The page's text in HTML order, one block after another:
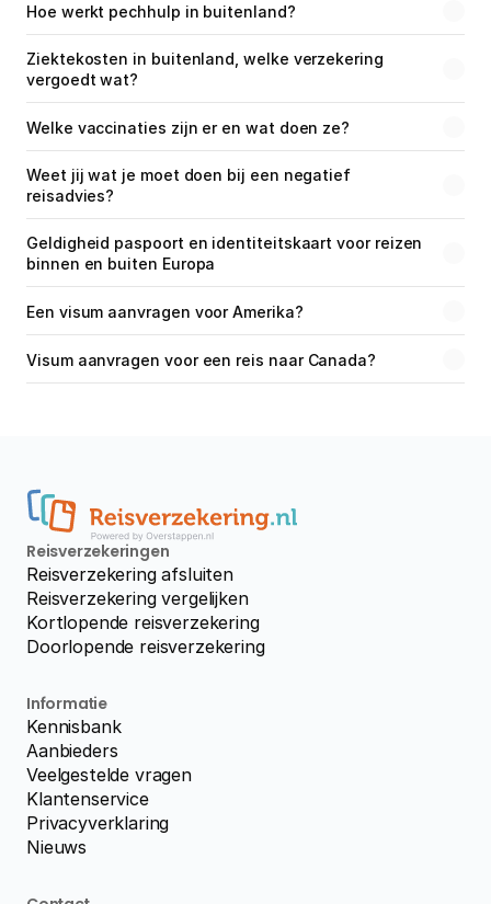
Hoe werkt pechhulp in buitenland?
Ziektekosten in buitenland, welke verzekering
vergoedt wat?
Welke vaccinaties zijn er en wat doen ze?
Weet jij wat je moet doen bij een negatief
reisadvies?
Geldigheid paspoort en identiteitskaart voor reizen
binnen en buiten Europa
Een visum aanvragen voor Amerika?
Visum aanvragen voor een reis naar Canada?
Reisverzekeringen
Reisverzekering afsluiten
Reisverzekering vergelijken
Kortlopende reisverzekering
Doorlopende reisverzekering
Informatie
Kennisbank
Aanbieders
Veelgestelde vragen
Klantenservice
Privacyverklaring
Nieuws